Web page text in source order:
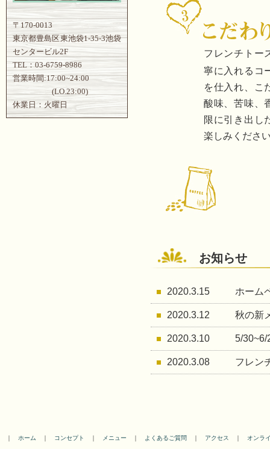
〒170-0013
東京都豊島区東池袋1-35-3池袋
センタービル2F
TEL：03-6759-8986
営業時間:17:00~24:00
(LO.23:00)
休業日：火曜日
フレンチトー
寧に入れるコ
を仕入れ、こ
酸味、苦味、
限に引き出し
楽しみくださ
お知らせ
2020.3.15 ホーム
2020.3.12 秋の新
2020.3.10 5/30~6/
2020.3.08 フレン
｜ ホーム ｜ コンセプト ｜ メニュー ｜ よくあるご質問 ｜ アクセス ｜ オンラ